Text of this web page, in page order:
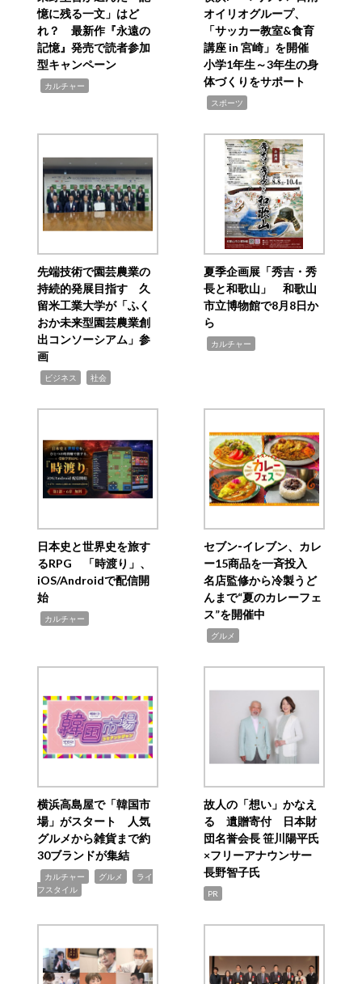
憶に残る一文」はど
れ？ 最新作『永遠の
記憶』発売で読者参加
型キャンペーン
カルチャー
オイリオグループ、
「サッカー教室&食育
講座 in 宮崎」を開催
小学1年生～3年生の身
体づくりをサポート
スポーツ
先端技術で園芸農業の
持続的発展目指す 久
留米工業大学が「ふく
おか未来型園芸農業創
出コンソーシアム」参
画
ビジネス 社会
夏季企画展「秀吉・秀
長と和歌山」 和歌山
市立博物館で8月8日か
ら
カルチャー
日本史と世界史を旅す
るRPG 「時渡り」、
iOS/Androidで配信開
始
カルチャー
セブン‐イレブン、カレ
ー15商品を一斉投入
名店監修から冷製うど
んまで“夏のカレーフェ
ス”を開催中
グルメ
横浜高島屋で「韓国市
場」がスタート 人気
グルメから雑貨まで約
30ブランドが集結
カルチャー グルメ
ライ
フスタイル
故人の「想い」かなえ
る 遺贈寄付 日本財
団名誉会長 笹川陽平氏
×フリーアナウンサー
長野智子氏
PR